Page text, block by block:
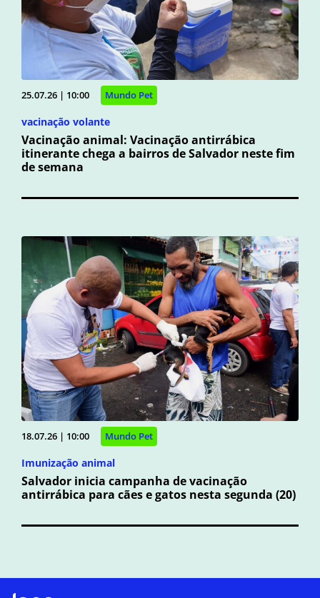
25.07.26 | 10:00 Mundo Pet
vacinação volante
Vacinação animal: Vacinação antirrábica
itinerante chega a bairros de Salvador neste fim
de semana
18.07.26 | 10:00 Mundo Pet
Imunização animal
Salvador inicia campanha de vacinação
antirrábica para cães e gatos nesta segunda (20)